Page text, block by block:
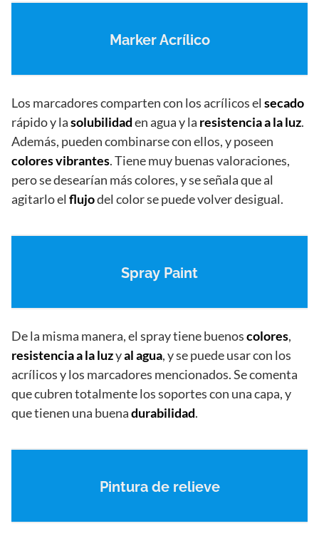
Marker Acrílico
Los marcadores comparten con los acrílicos el secado
rápido y lasolubilidaden agua y la resistencia a la luz.
Además, pueden combinarse con ellos, y poseen
colores vibrantes. Tiene muy buenas valoraciones,
pero se desearían más colores, y se señala que al
agitarlo el flujodel color se puede volver desigual.
Spray Paint
De la misma manera, el spray tiene buenoscolores,
resistencia a la luzyal agua, y se puede usar con los
acrílicos y los marcadores mencionados. Se comenta
que cubren totalmente los soportes con una capa, y
que tienen una buenadurabilidad.
Pintura de relieve